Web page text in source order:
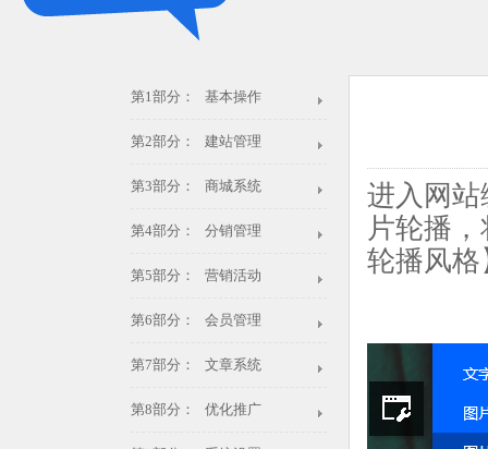
第1部分： 基本操作
第2部分： 建站管理
第3部分： 商城系统
第4部分： 分销管理
第5部分： 营销活动
第6部分： 会员管理
第7部分： 文章系统
第8部分： 优化推广
进入网
片轮播
轮播风